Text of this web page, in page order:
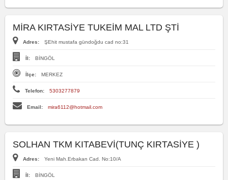
MİRA KIRTASİYE TUKEİM MAL LTD ŞTİ
Adres: ŞEhit mustafa gündoğdu cad no:31
İl: BİNGÖL
İlçe: MERKEZ
Telefon: 5303277879
Email: mira6112@hotmail.com
SOLHAN TKM KITABEVİ(TUNÇ KIRTASİYE )
Adres: Yeni Mah.Erbakan Cad. No:10/A
İl: BİNGÖL